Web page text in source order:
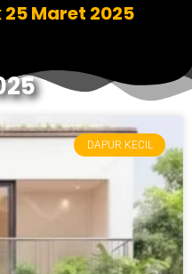
Maret 2025
DAPUR KECIL